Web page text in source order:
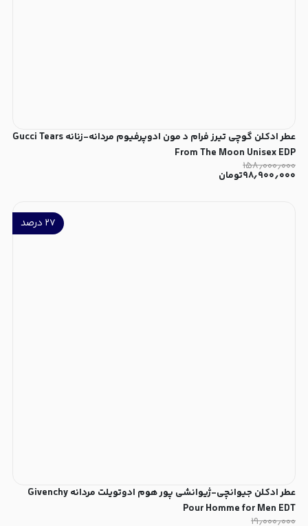
عطر ادکلن گوچی تیرز فرام د مون ادوپرفیوم مردانه-زنانه Gucci Tears
From The Moon Unisex EDP
۱۵۸٫۰۰۰٫۰۰۰
۹۸٫۹۰۰٫۰۰۰تومان
۲۷ درصد
عطر ادکلن جیوانچی-ژیوانشی پور هوم ادوتویلت مردانه Givenchy
Pour Homme for Men EDT
۱۹٫۰۰۰٫۰۰۰